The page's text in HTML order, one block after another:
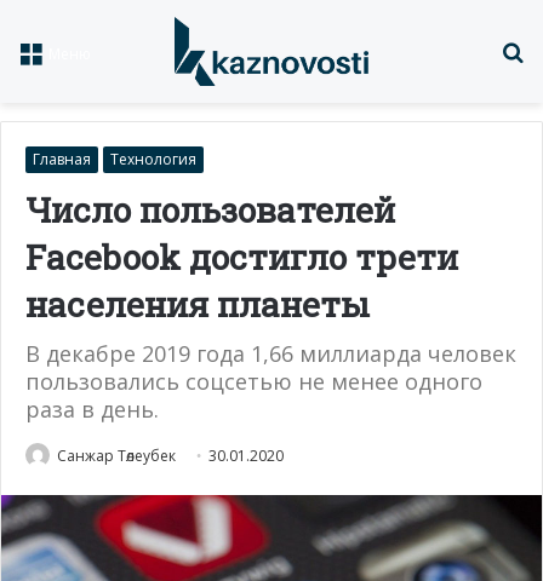
Главная Технология
Число пользователей
Facebook достигло трети
населения планеты
В декабре 2019 года 1,66 миллиарда человек
пользовались соцсетью не менее одного
раза в день.
Санжар Төлеубек 30.01.2020